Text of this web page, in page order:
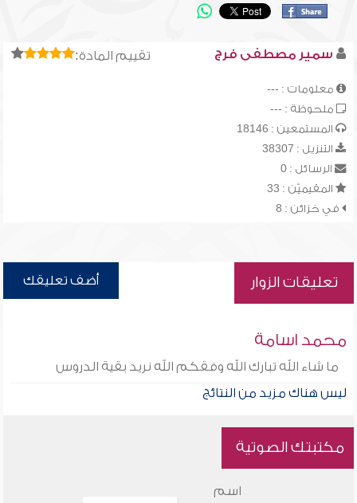
تقييم المادة: سمير مصطفى فرج
معلومات : ---
ملحوظة : ---
المستمعين : 18146
التنزيل : 38307
الرسائل : 0
المقيميّن : 33
في خزائن : 8
تعليقات الزوار أضف تعليقك
محمد اسامة
ما شاء الله تبارك الله وفقكم الله نريد بقية الدروس
ليس هناك مزيد من النتائج
مكتبتك الصوتية
اسم